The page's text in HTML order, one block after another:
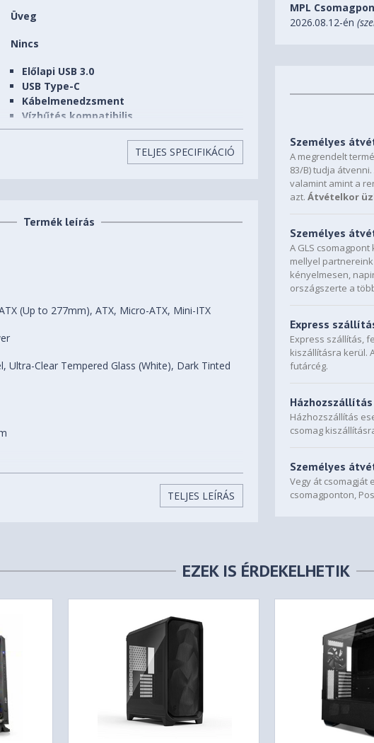
Üveg
Nincs
Előlapi USB 3.0
USB Type-C
Kábelmenedzsment
Vízhűtés kompatibilis
4 db
TELJES SPECIFIKÁCIÓ
Termék leírás
(Up to 277mm), ATX, Micro-ATX, Mini-ITX
Ultra-Clear Tempered Glass (White), Dark Tinted
185 mm
34.5 mm
Radiator & Fan Combined Thickness:
TELJES LEÍRÁS
MPL
2026.08.12-én
Személyes
A megrendelt
83/B) tudja
valamint amint a
azt.Átvételkor
Személyes
A GLS
mellyel
kényelmesen,
országszerte a
Express
Express szállítás,
kiszállításra kerül.
futárcég.
Házhozszállítás
csomag
Személyes
Vegy át csomagját
csomagponton,
EZEK IS ÉRDEKELHETIK